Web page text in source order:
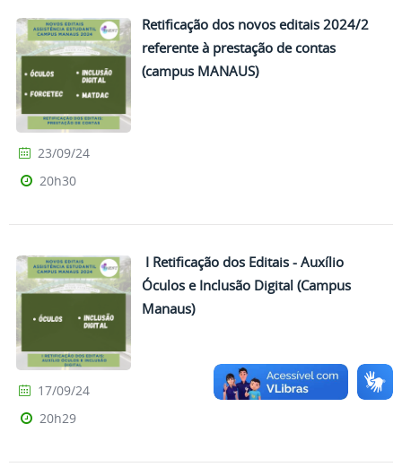
Retificação dos novos editais 2024/2
referente à prestação de contas
(campus MANAUS)
23/09/24
20h30
I Retificação dos Editais - Auxílio
Óculos e Inclusão Digital (Campus
Manaus)
17/09/24
20h29